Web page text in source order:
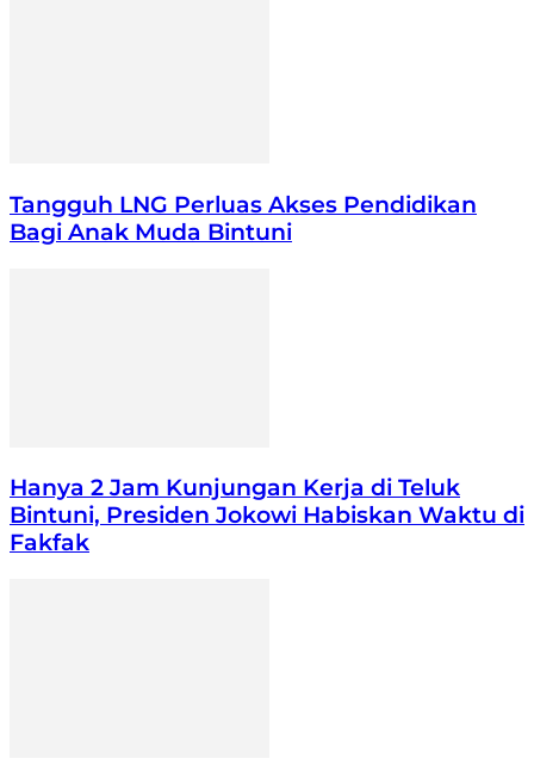
Tangguh LNG Perluas Akses Pendidikan
Bagi Anak Muda Bintuni
Hanya 2 Jam Kunjungan Kerja di Teluk
Bintuni, Presiden Jokowi Habiskan Waktu di
Fakfak